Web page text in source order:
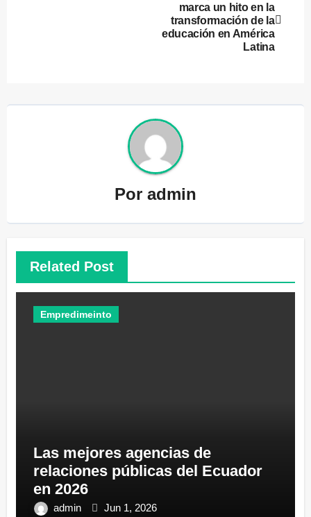
marca un hito en la
transformación de la
educación en América
Latina
Por admin
Related Post
Empredimeinto
Las mejores agencias de
relaciones públicas del Ecuador
en 2026
admin Jun 1, 2026